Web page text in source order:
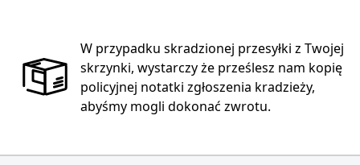
W przypadku skradzionej przesyłki z Twojej
skrzynki, wystarczy że prześlesz nam kopię
policyjnej notatki zgłoszenia kradzieży,
abyśmy mogli dokonać zwrotu.